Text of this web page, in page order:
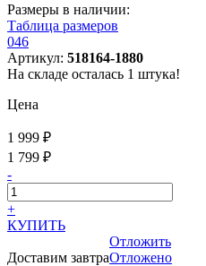
Размеры в наличии:
Таблица размеров
046
Артикул: 518164-1880
На складе осталась 1 штука!
Цена
1 999 ₽
1 799 ₽
-
+
КУПИТЬ
Доставим завтра
Отложить
Отложено